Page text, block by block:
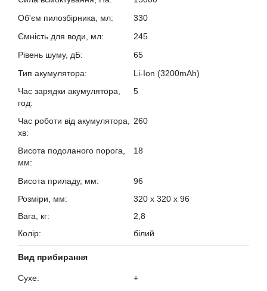
Об'єм пилозбірника, мл:
330
Ємність для води, мл:
245
Рівень шуму, дБ:
65
Тип акумулятора:
Li-Ion (3200mAh)
Час зарядки акумулятора,
год:
5
Час роботи від акумулятора,
хв:
260
Висота подоланого порога,
мм:
18
Висота приладу, мм:
96
Розміри, мм:
320 х 320 х 96
Вага, кг:
2,8
Колір:
білий
Вид прибирання
Сухе:
+